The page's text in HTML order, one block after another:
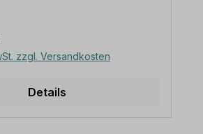
von Schildern mit
200 mm werden zwei
benötigt. Merkmale dieser
Material: Stahl,
Schellenlänge: ca. 415
zzgl. Versandkosten
Details